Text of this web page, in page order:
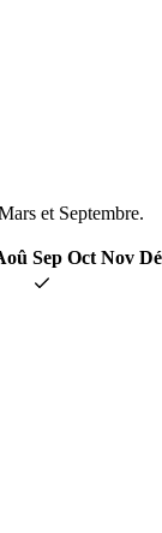
et Septembre.
Sep Oct Nov